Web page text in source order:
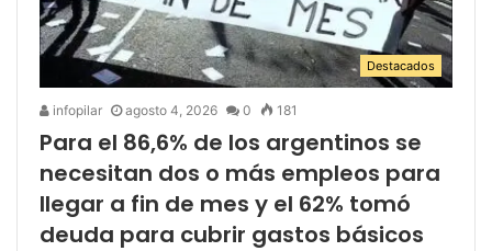
Destacados
infopilar agosto 4, 2026 0 181
Para el 86,6% de los argentinos se
necesitan dos o más empleos para
llegar a fin de mes y el 62% tomó
deuda para cubrir gastos básicos